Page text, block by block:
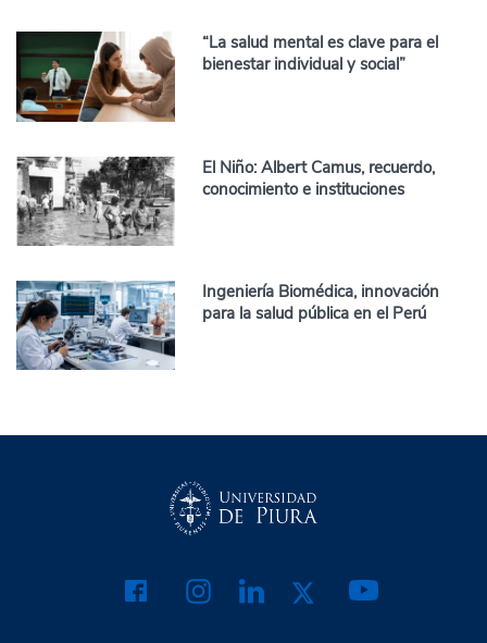
“La salud mental es clave para el
bienestar individual y social”
El Niño: Albert Camus, recuerdo,
conocimiento e instituciones
Ingeniería Biomédica, innovación
para la salud pública en el Perú